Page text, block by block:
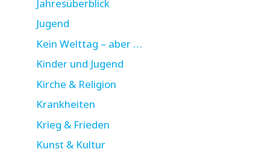
Jahresüberblick
Jugend
Kein Welttag – aber …
Kinder und Jugend
Kirche & Religion
Krankheiten
Krieg & Frieden
Kunst & Kultur